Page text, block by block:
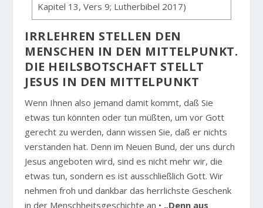
Kapitel 13, Vers 9; Lutherbibel 2017)
IRRLEHREN STELLEN DEN
MENSCHEN IN DEN MITTELPUNKT.
DIE HEILSBOTSCHAFT STELLT
JESUS IN DEN MITTELPUNKT
Wenn Ihnen also jemand damit kommt, daß Sie
etwas tun könnten oder tun müßten, um vor Gott
gerecht zu werden, dann wissen Sie, daß er nichts
verstanden hat. Denn im Neuen Bund, der uns durch
Jesus angeboten wird, sind es nicht mehr wir, die
etwas tun, sondern es ist ausschließlich Gott. Wir
nehmen froh und dankbar das herrlichste Geschenk
in der Menschheitsgeschichte an • „Denn aus